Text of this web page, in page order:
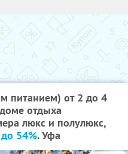
питанием) от 2 до 4
отдыха
люкс и полулюкс,
54%. Уфа